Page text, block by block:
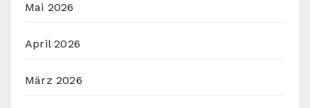
Mai 2026
April 2026
März 2026